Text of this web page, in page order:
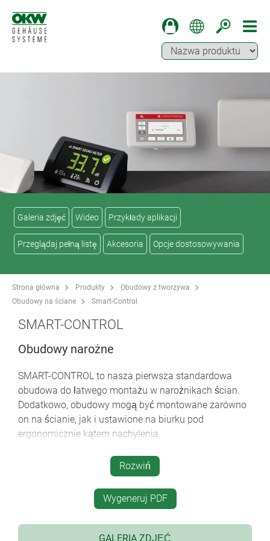
Galeria zdjęć Wideo Przykłady aplikacji
Przeglądaj pełną listę Akcesoria Opcje dostosowywania
Strona główna Produkty
Obudowy z tworzywa
Obudowy na ściane
Smart-Control
SMART-CONTROL
Obudowy narożne
SMART-CONTROL to nasza pierwsza standardowa
obudowa do łatwego montażu w narożnikach ścian.
Dodatkowo, obudowy mogą być montowane zarówno
on na ścianie, jak i ustawione na biurku pod
ergonomicznie kątem nachylenia.
dwa rozmiary, M i S
wersja wypukła lub z zagłębionym obszarem
roboczym do montażu klawiatur membranowych
wysokiej jakości materiał ASA+PC-FR z wysoką
Rozwiń
Wygeneruj PDF
GALERIA ZDJĘĆ